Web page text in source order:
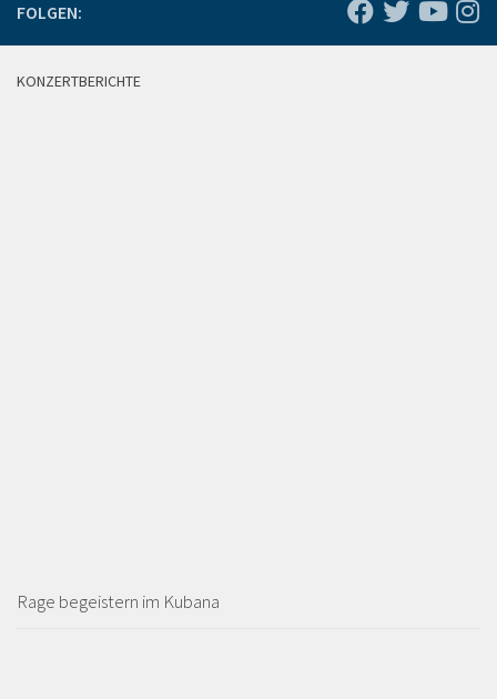
FOLGEN:
KONZERTBERICHTE
Rage begeistern im Kubana